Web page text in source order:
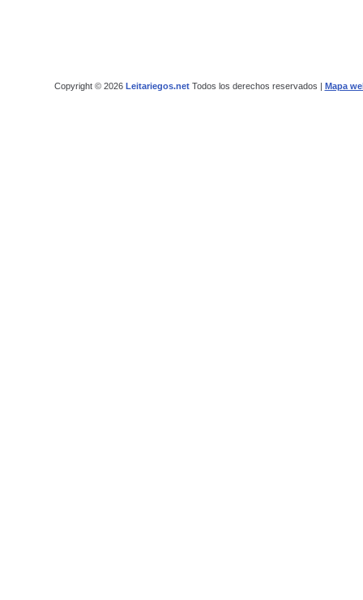
Copyright © 2026 Leitariegos.netTodos los derechos reservados | Mapa